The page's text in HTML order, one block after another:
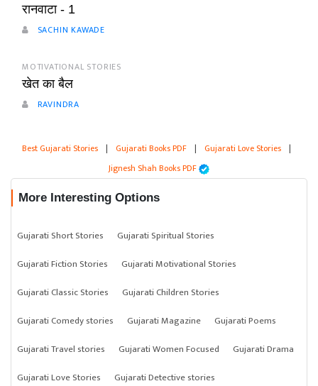
रानवाटा - 1
SACHIN KAWADE
MOTIVATIONAL STORIES
खेत का बैल
RAVINDRA
Best Gujarati Stories | Gujarati Books PDF | Gujarati Love Stories |
Jignesh Shah Books PDF
More Interesting Options
Gujarati Short Stories
Gujarati Spiritual Stories
Gujarati Fiction Stories
Gujarati Motivational Stories
Gujarati Classic Stories
Gujarati Children Stories
Gujarati Comedy stories
Gujarati Magazine
Gujarati Poems
Gujarati Travel stories
Gujarati Women Focused
Gujarati Drama
Gujarati Love Stories
Gujarati Detective stories